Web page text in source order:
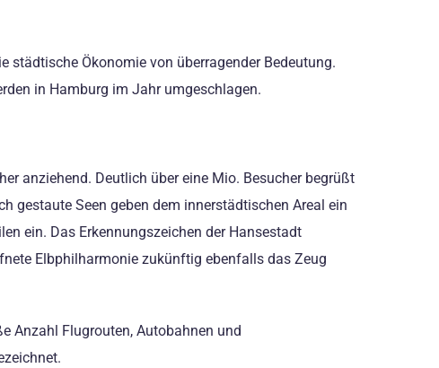
Ökonomie von überragender Bedeutung.
in Hamburg im Jahr umgeschlagen.
anziehend. Deutlich über eine Mio. Besucher begrüßt
gestaute Seen geben dem innerstädtischen Areal ein
ein. Das Erkennungszeichen der Hansestadt
Elbphilharmonie zukünftig ebenfalls das Zeug
Anzahl Flugrouten, Autobahnen und